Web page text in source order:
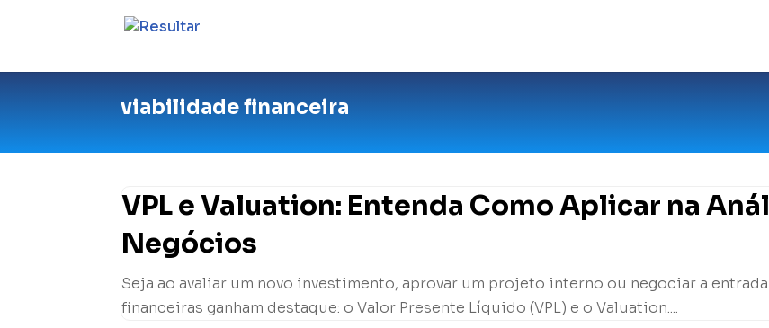
viabilidade financeira
VPL e Valuation: Entenda Como Aplicar na
Negócios
Seja ao avaliar um novo investimento, aprovar um projeto interno ou negociar a
financeiras ganham destaque: o Valor Presente Líquido (VPL) e o Valuation....